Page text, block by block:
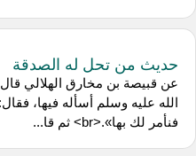
حديث من تحل له الصدقة
عن قبيصة بن مخارق الهلالي
الله عليه وسلم أسأله فيها،
فنأمر لك بها».<br> ثم قا...